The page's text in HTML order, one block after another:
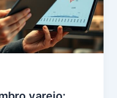
varejo: